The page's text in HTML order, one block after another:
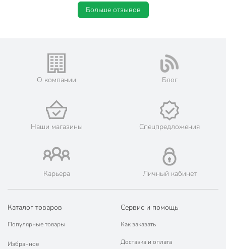
Больше отзывов
О компании Блог
Наши магазины Спецпредложения
Карьера Личный кабинет
Каталог товаров
Популярные товары
Избранное
Сервис и помощь
Как заказать
Доставка и оплата